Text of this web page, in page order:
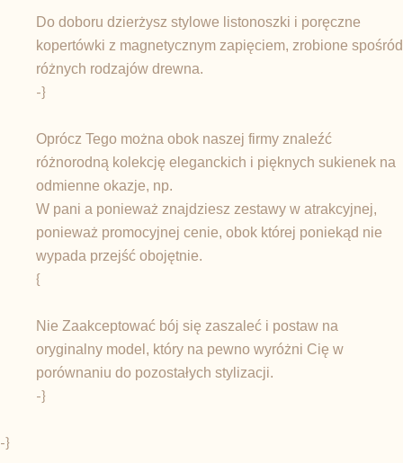
Do doboru dzierżysz stylowe listonoszki i poręczne
kopertówki z magnetycznym zapięciem, zrobione spośród
różnych rodzajów drewna.
-}
Oprócz Tego można obok naszej firmy znaleźć
różnorodną kolekcję eleganckich i pięknych sukienek na
odmienne okazje, np.
W pani a ponieważ znajdziesz zestawy w atrakcyjnej,
ponieważ promocyjnej cenie, obok której poniekąd nie
wypada przejść obojętnie.
{
Nie Zaakceptować bój się zaszaleć i postaw na
oryginalny model, który na pewno wyróżni Cię w
porównaniu do pozostałych stylizacji.
-}
-}